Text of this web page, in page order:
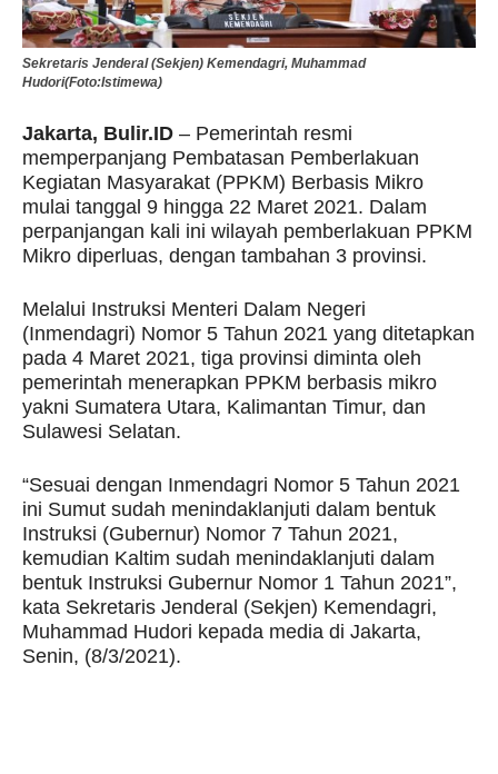
Sekretaris Jenderal (Sekjen) Kemendagri, Muhammad
Hudori(Foto:Istimewa)
Jakarta, Bulir.ID – Pemerintah resmi
memperpanjang Pembatasan Pemberlakuan
Kegiatan Masyarakat (PPKM) Berbasis Mikro
mulai tanggal 9 hingga 22 Maret 2021. Dalam
perpanjangan kali ini wilayah pemberlakuan PPKM
Mikro diperluas, dengan tambahan 3 provinsi.
Melalui Instruksi Menteri Dalam Negeri
(Inmendagri) Nomor 5 Tahun 2021 yang ditetapkan
pada 4 Maret 2021, tiga provinsi diminta oleh
pemerintah menerapkan PPKM berbasis mikro
yakni Sumatera Utara, Kalimantan Timur, dan
Sulawesi Selatan.
“Sesuai dengan Inmendagri Nomor 5 Tahun 2021
ini Sumut sudah menindaklanjuti dalam bentuk
Instruksi (Gubernur) Nomor 7 Tahun 2021,
kemudian Kaltim sudah menindaklanjuti dalam
bentuk Instruksi Gubernur Nomor 1 Tahun 2021”,
kata Sekretaris Jenderal (Sekjen) Kemendagri,
Muhammad Hudori kepada media di Jakarta,
Senin, (8/3/2021).